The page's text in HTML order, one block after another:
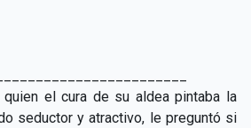
quien el cura de su aldea pintaba la
seductor y atractivo, le preguntó si